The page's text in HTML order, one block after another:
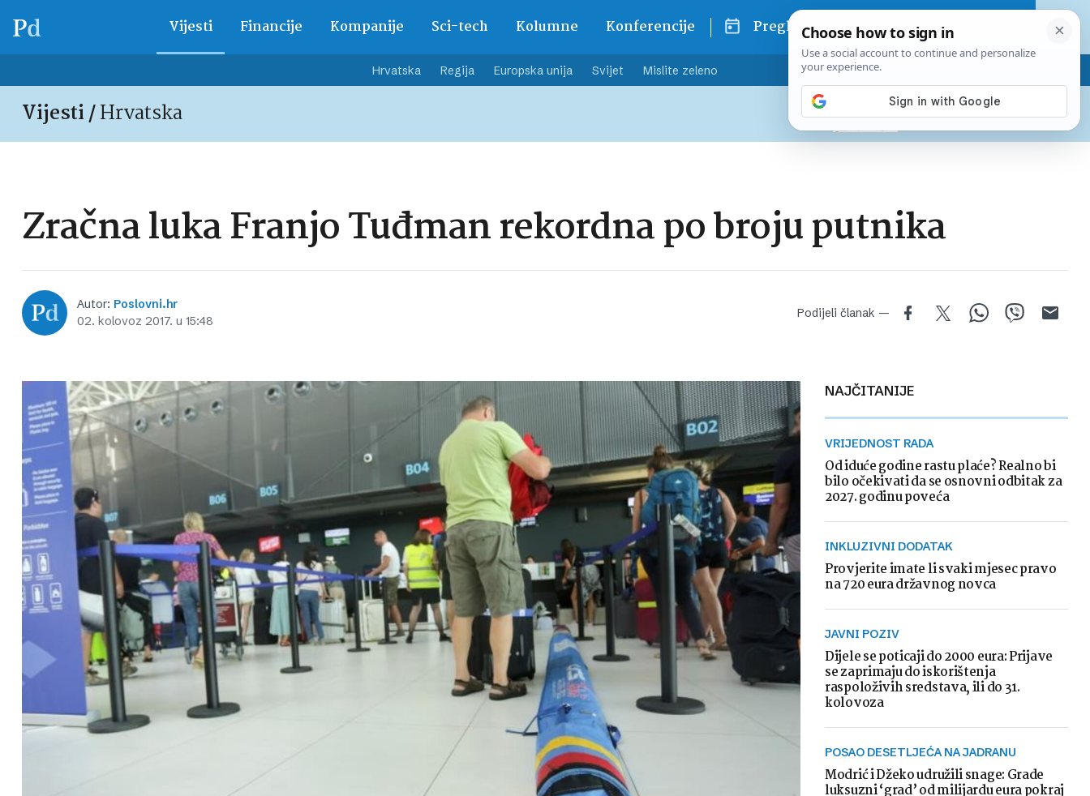
Vijesti Financije Kompanije Sci-tech Kolumne Konferencije Pregled dana
Hrvatska Regija Europska unija Svijet Mislite zeleno
Vijesti /Hrvatska
Pretplatite se na Poslovni
Već od10 EURmjesečno
Zračna luka Franjo Tuđman rekordna po broju putnika
Autor: Poslovni.hr
02. kolovoz 2017. u 15:48
Podijeli članak —
NAJČITANIJE
VRIJEDNOST RADA
Od iduće godine rastu plaće? Realno bi
bilo očekivati da se osnovni odbitak za
2027. godinu poveća
INKLUZIVNI DODATAK
Provjerite imate li svaki mjesec pravo
na 720 eura državnog novca
JAVNI POZIV
Dijele se poticaji do 2000 eura: Prijave
se zaprimaju do iskorištenja
raspoloživih sredstava, ili do 31.
kolovoza
POSAO DESETLJEĆA NA JADRANU
Modrić i Džeko udružili snage: Grade
luksuzni ‘grad’ od milijardu eura pokraj